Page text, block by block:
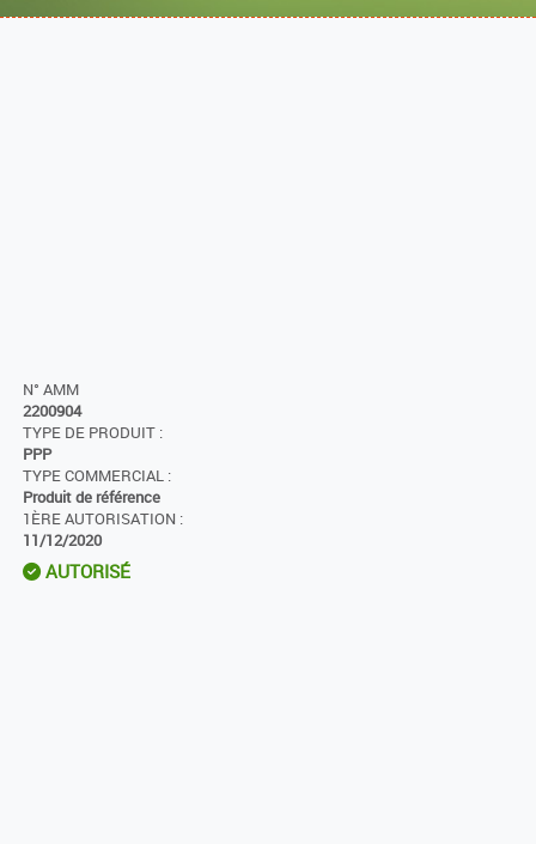
N° AMM
2200904
TYPE DE PRODUIT :
PPP
TYPE COMMERCIAL :
Produit de référence
1ÈRE AUTORISATION :
11/12/2020
AUTORISÉ